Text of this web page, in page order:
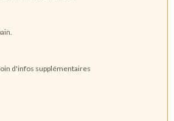
d'infos supplémentaires